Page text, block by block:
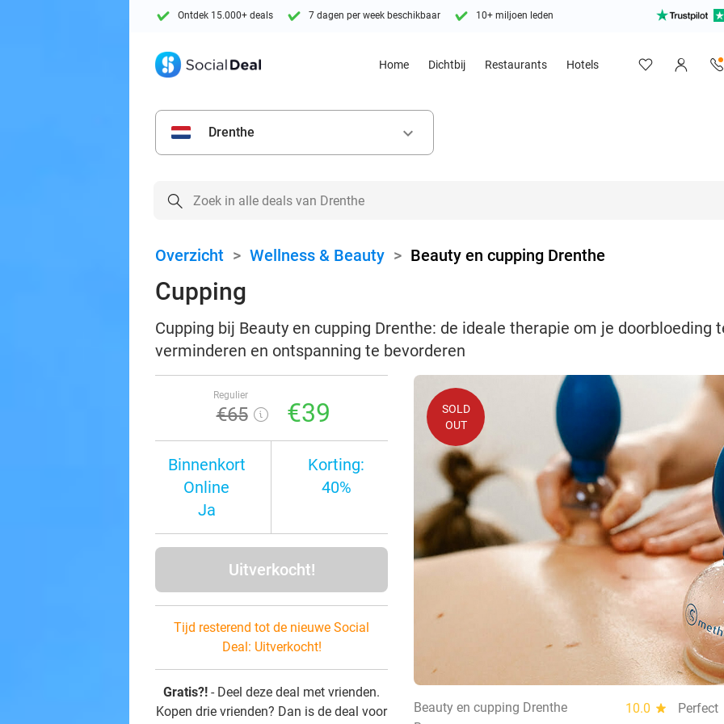
Ontdek 15.000+ deals 7 dagen per week beschikbaar 10+ miljoen leden
Home Dichtbij Restaurants Hotels
Drenthe keyboard_arrow_down
Overzicht > Wellness & Beauty > Beauty en cupping Drenthe
Cupping
Cupping bij Beauty en cupping Drenthe: de ideale therapie om je doorbloeding
verminderen en ontspanning te bevorderen
Regulier
€65 €39
Binnenkort
Online
Ja
Korting:
40%
Uitverkocht!
Tijd resterend tot de nieuwe Social
Deal: Uitverkocht!
Gratis?! - Deel deze deal met vrienden.
Kopen drie vrienden? Dan is de deal voor
SOLD
OUT
Beauty en cupping Drenthe 10.0 star
Perfect